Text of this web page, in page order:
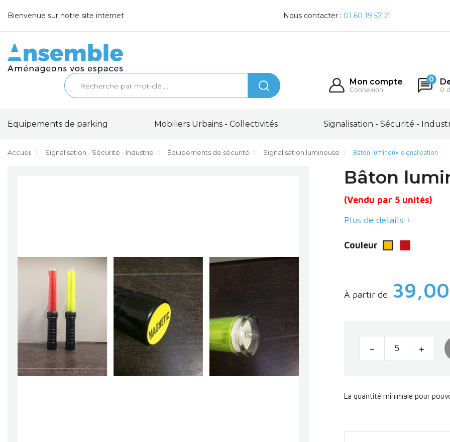
Bienvenue sur notre site internet Nous contacter : 01 60 19 57 21
Mon compte
Connexion 0
0
Equipements de parking Mobiliers Urbains - Collectivités Signalisation - Sécurité -
Accueil Signalisation - Sécurité - Industrie Équipements de sécurité Signalisation lumineuse Bâton lumineux signalisation
Bâton
(Vendu par 5 unités)
Plus de details

Couleur
À partir de
- +
La quantité minimale pour